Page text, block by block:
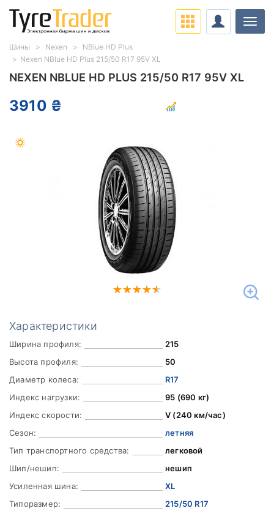
NEXEN NBLUE HD PLUS 215/50 R17 95V XL
3910 ₴
Характеристики
Ширина профиля:
215
Высота профиля:
50
Диаметр колеса:
R17
Индекс нагрузки:
95 (690 кг)
Индекс скорости:
V (240 км/час)
Сезон:
летняя
Тип транспортного средства:
легковой
Шип/нешип:
нешип
Усиленная шина:
XL
Типоразмер:
215/50 R17
Шины Nexen
NBlue HD Plus
Nexen NBlue HD Plus 215/50 R17 95V XL